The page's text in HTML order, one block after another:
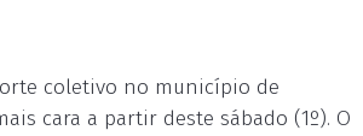
coletivo no município de
cara a partir deste sábado (1º). O